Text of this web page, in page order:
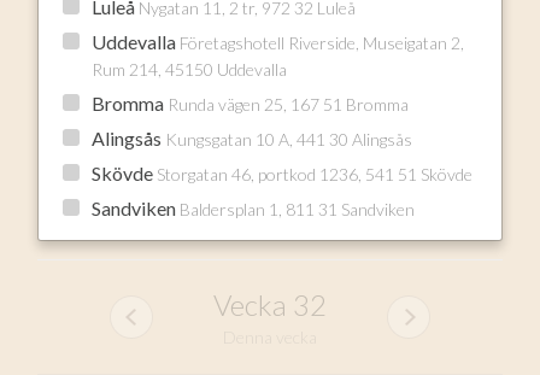
Luleå Nygatan 11, 2 tr, 972 32 Luleå
Uddevalla Företagshotell Riverside, Museigatan 2,
Rum 214, 45150 Uddevalla
Bromma Runda vägen 25, 167 51 Bromma
Alingsås Kungsgatan 10 A, 441 30 Alingsås
Skövde Storgatan 46, portkod 1236, 541 51 Skövde
Sandviken Baldersplan 1, 811 31 Sandviken
Vecka 32